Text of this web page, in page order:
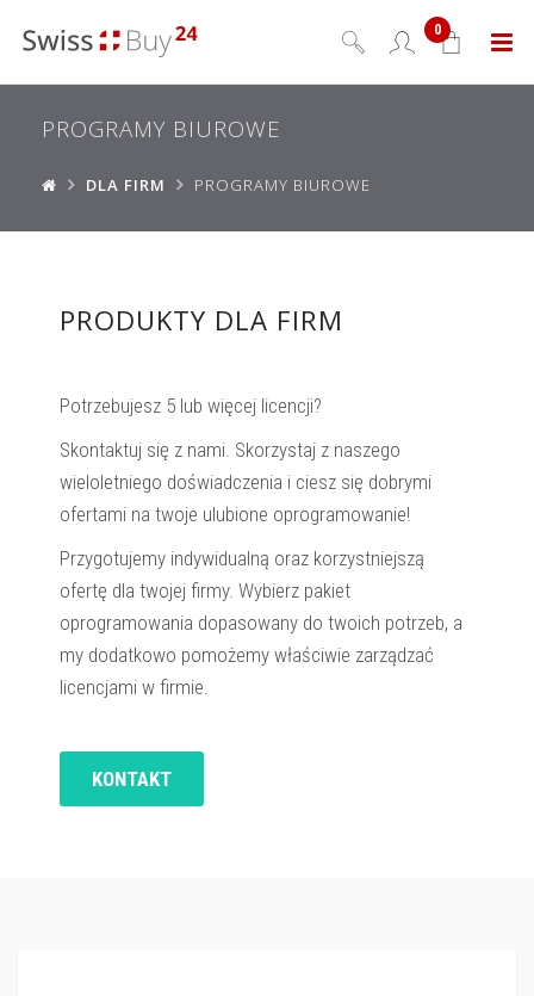
Menu
0
PROGRAMY BIUROWE
DLA FIRM PROGRAMY BIUROWE
PRODUKTY DLA FIRM
Potrzebujesz 5 lub więcej licencji?
Skontaktuj się z nami. Skorzystaj z naszego
wieloletniego doświadczenia i ciesz się dobrymi
ofertami na twoje ulubione oprogramowanie!
Przygotujemy indywidualną oraz korzystniejszą
ofertę dla twojej firmy. Wybierz pakiet
oprogramowania dopasowany do twoich potrzeb, a
my dodatkowo pomożemy właściwie zarządzać
licencjami w firmie.
KONTAKT